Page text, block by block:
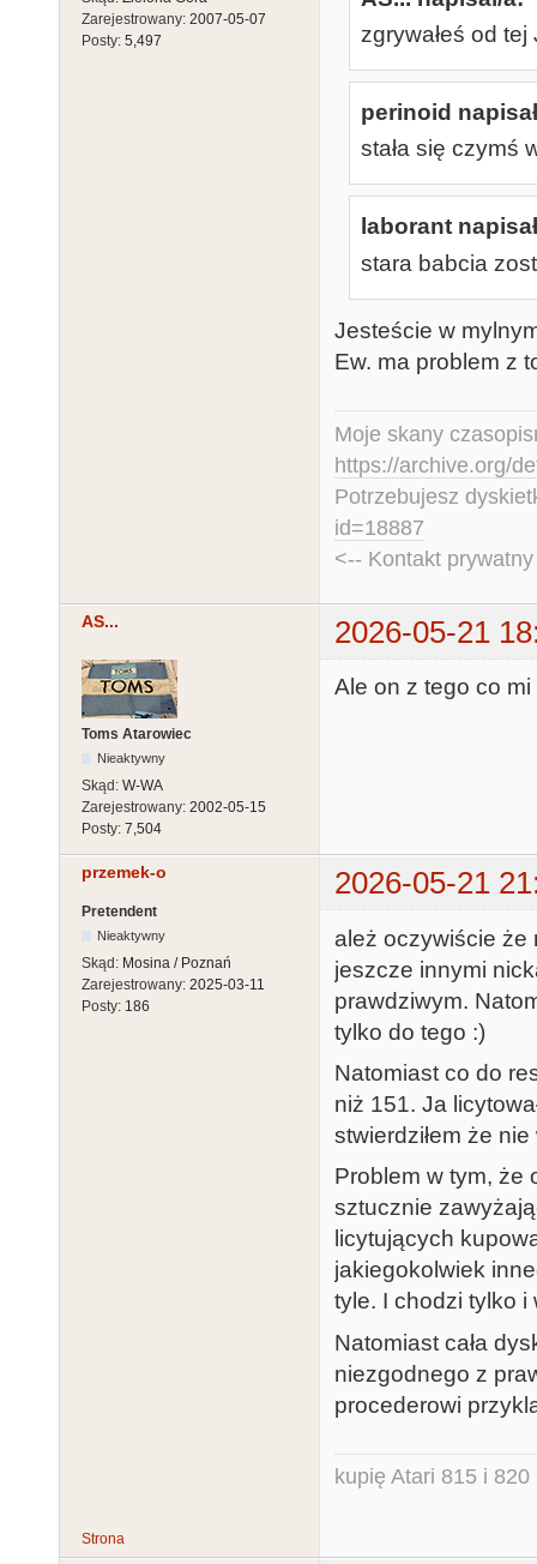
Zarejestrowany: 2007-05-07
Posty: 5,497
zgrywałeś od tej
perinoid
stała się czymś
laborant
stara babcia
Jesteście w
Ew. ma problem z
Moje skany
https://archive.org/
Potrzebujesz
id=18887
<-- Kontakt
AS... 2026-05-21
Toms Atarowiec
Nieaktywny
Skąd: W-WA
Zarejestrowany: 2002-05-15
Posty: 7,504
Ale on z tego co
przemek-o 2026-05-21
Pretendent
Nieaktywny
Skąd: Mosina / Poznań
Zarejestrowany: 2025-03-11
Posty: 186
ależ oczywiście że
jeszcze innymi
prawdziwym.
tylko do tego :)
Natomiast co do
niż 151. Ja
stwierdziłem że nie
Problem w tym, że
sztucznie
licytujących
jakiegokolwiek
tyle. I chodzi tylko i
Natomiast cała
niezgodnego z
procederowi
kupię Atari 815 i 820
Strona